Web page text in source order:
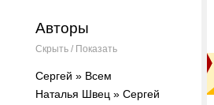
Авторы
Скрыть / Показать
Сергей » Всем
Наталья Швец » Сергей